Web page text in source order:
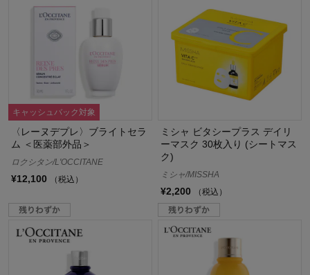
キャッシュバック対象
〈レーヌデプレ〉ブライトセラ
ム ＜医薬部外品＞
ロクシタン/L'OCCITANE
¥12,100 （税込）
ミシャ ビタシープラス デイリ
ーマスク 30枚入り (シートマス
ク)
ミシャ/MISSHA
¥2,200 （税込）